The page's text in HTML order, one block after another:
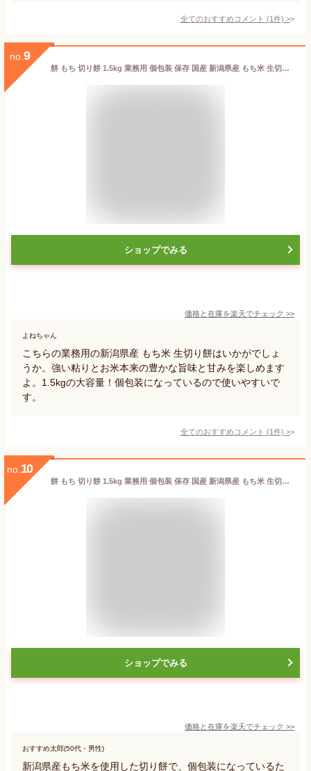
全てのおすすめコメント (1件) >
no. 9
餅 もち 切り餅 1.5kg 業務用 個包装 保存 国産 新潟県産 もち米 生切り餅 切餅 きりもち おやつ お正月 年末 年始 お餅 非常食 備蓄 お菓子 mochi モチ アイリスオーヤマ アイリスフーズ 新潟こがねもち *
ショップでみる
価格と在庫を楽天でチェック >>
よねちゃん
こちらの業務用の新潟県産 もち米 生切り餅はいかがでしょ
うか。強い粘りとお米本来の豊かな旨味と甘みを楽しめます
よ。1.5kgの大容量！個包装になっているので使いやすいで
す。
全てのおすすめコメント (1件) >
no. 10
餅 もち 切り餅 1.5kg 業務用 個包装 保存 国産 新潟県産 もち米 生切り餅 切餅 きりもち おやつ お正月 年末 年始 お餅 非常食 備蓄 お菓子 mochi モチ アイリスオーヤマ アイリスフーズ 新潟こがねもち 新潟県産水稲もち米使用 *
ショップでみる
価格と在庫を楽天でチェック >>
おすすめ太郎(50代・男性)
新潟県産もち米を使用した切り餅で、個包装になっているた